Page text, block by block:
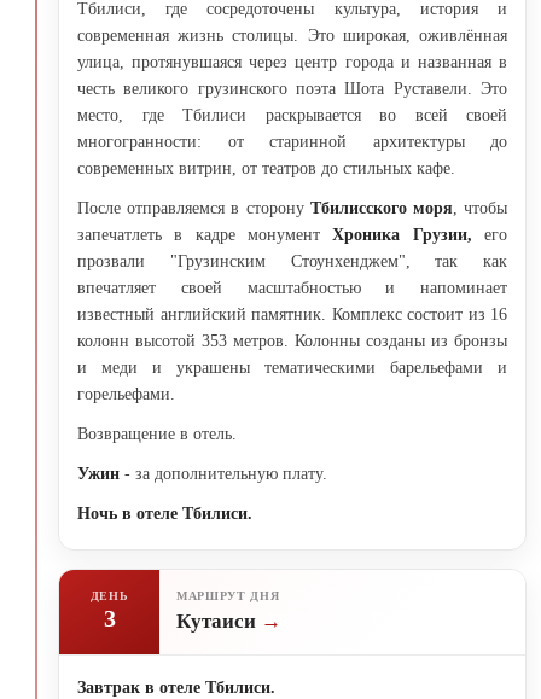
Тбилиси, где сосредоточены культура, история и
современная жизнь столицы. Это широкая, оживлённая
улица, протянувшаяся через центр города и названная в
честь великого грузинского поэта Шота Руставели. Это
место, где Тбилиси раскрывается во всей своей
многогранности: от старинной архитектуры до
современных витрин, от театров до стильных кафе.
После отправляемся в сторону Тбилисского моря , чтобы
запечатлеть в кадре монументХроника Грузии,его
прозвали "Грузинским Стоунхенджем", так как
впечатляет своей масштабностью и напоминает
известный английский памятник. Комплекс состоит из 16
колонн высотой 353 метров. Колонны созданы из бронзы
и меди и украшены тематическими барельефами и
горельефами.
Возвращение в отель.
Ужин - за дополнительную плату.
Ночь в отеле Тбилиси.
ДЕНЬ
3
МАРШРУТ ДНЯ
Кутаиси
Завтрак в отеле Тбилиси.